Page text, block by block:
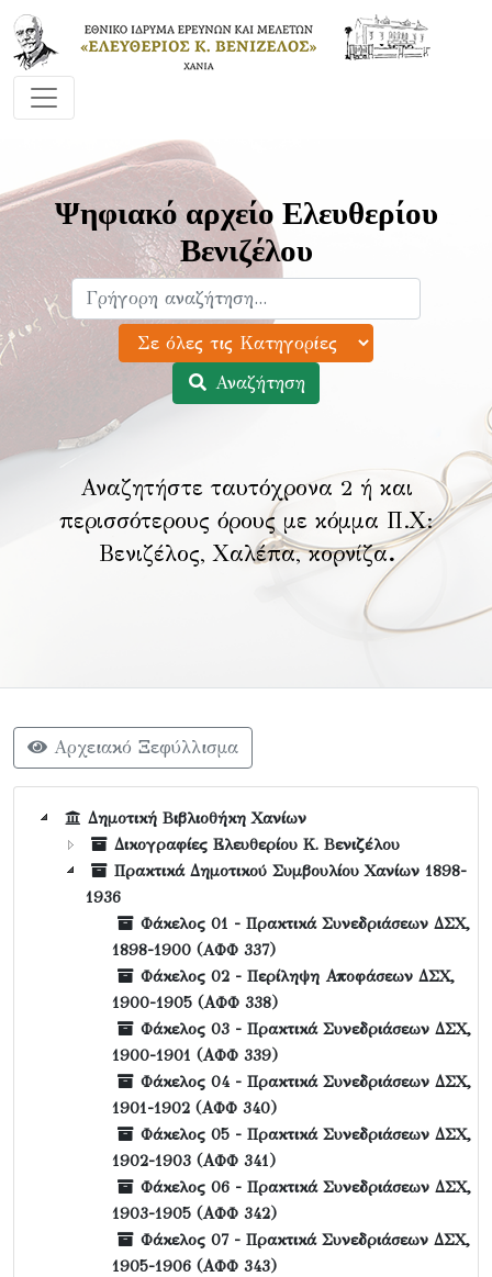
Ψηφιακό αρχείο Ελευθερίου
Βενιζέλου
Αναζήτηση
Αναζητήστε ταυτόχρονα 2 ή και
περισσότερους όρους με κόμμα Π.Χ:
Βενιζέλος, Χαλέπα, κορνίζα.
Αρχειακό Ξεφύλλισμα
Δημοτική Βιβλιοθήκη Χανίων
Δικογραφίες Ελευθερίου Κ. Βενιζέλου
Πρακτικά Δημοτικού Συμβουλίου Χανίων 1898-
1936
Φάκελος 01 - Πρακτικά Συνεδριάσεων ΔΣΧ,
1898-1900 (AΦΦ 337)
Φάκελος 02 - Περίληψη Αποφάσεων ΔΣΧ,
1900-1905 (ΑΦΦ 338)
Φάκελος 03 - Πρακτικά Συνεδριάσεων ΔΣΧ,
1900-1901 (ΑΦΦ 339)
Φάκελος 04 - Πρακτικά Συνεδριάσεων ΔΣΧ,
1901-1902 (ΑΦΦ 340)
Φάκελος 05 - Πρακτικά Συνεδριάσεων ΔΣΧ,
1902-1903 (ΑΦΦ 341)
Φάκελος 06 - Πρακτικά Συνεδριάσεων ΔΣΧ,
1903-1905 (ΑΦΦ 342)
Φάκελος 07 - Πρακτικά Συνεδριάσεων ΔΣΧ,
1905-1906 (ΑΦΦ 343)